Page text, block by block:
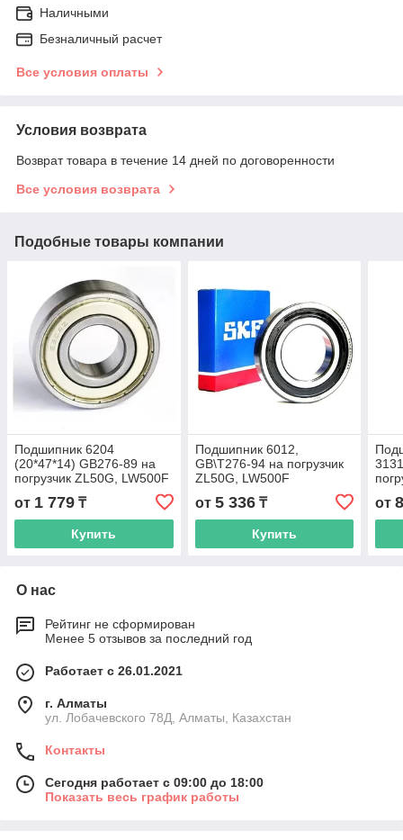
Наличными
Безналичный расчет
Все условия оплаты
Условия возврата
Возврат товара в течение 14 дней по договоренности
Все условия возврата
Подобные товары компании
Подшипник 6204
(20*47*14) GB276-89 на
погрузчик ZL50G, LW500F
от 1 779 ₸
Купить
Подшипник 6012,
GB\T276-94 на погрузчик
ZL50G, LW500F
от 5 336₸
Купить
от
О нас
Рейтинг не сформирован
Менее 5 отзывов за последний год
Работает с 26.01.2021
г. Алматы
ул. Лобачевского 78Д, Алматы, Казахстан
Контакты
Сегодня работает с 09:00 до 18:00
Показать весь график работы